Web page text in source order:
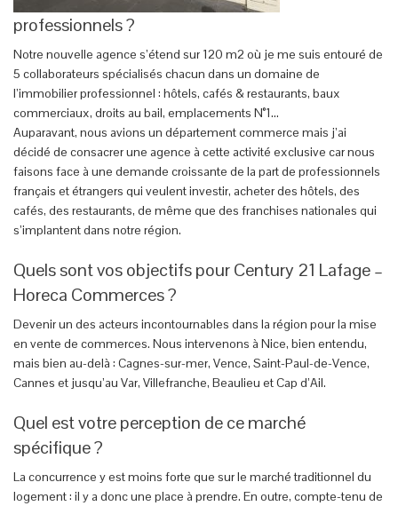
professionnels ?
Notre nouvelle agence s’étend sur 120 m2 où je me suis entouré de
5 collaborateurs spécialisés chacun dans un domaine de
l’immobilier professionnel : hôtels, cafés & restaurants, baux
commerciaux, droits au bail, emplacements N°1…
Auparavant, nous avions un département commerce mais j’ai
décidé de consacrer une agence à cette activité exclusive car nous
faisons face à une demande croissante de la part de professionnels
français et étrangers qui veulent investir, acheter des hôtels, des
cafés, des restaurants, de même que des franchises nationales qui
s’implantent dans notre région.
Quels sont vos objectifs pour Century 21 Lafage –
Horeca Commerces ?
Devenir un des acteurs incontournables dans la région pour la mise
en vente de commerces. Nous intervenons à Nice, bien entendu,
mais bien au-delà : Cagnes-sur-mer, Vence, Saint-Paul-de-Vence,
Cannes et jusqu’au Var, Villefranche, Beaulieu et Cap d’Ail.
Quel est votre perception de ce marché
spécifique ?
La concurrence y est moins forte que sur le marché traditionnel du
logement : il y a donc une place à prendre. En outre, compte-tenu de